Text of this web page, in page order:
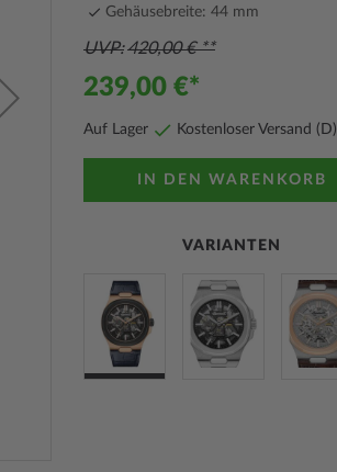
Gehäusebreite: 44 mm
UVP 420,00 €
239,00 €
Auf Lager Kostenloser Versand (D)
IN DEN WARENKORB
VARIANTEN